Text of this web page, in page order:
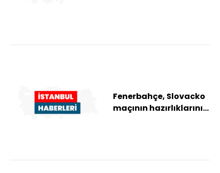
Fenerbahçe, Slovacko
maçının hazırlıklarını